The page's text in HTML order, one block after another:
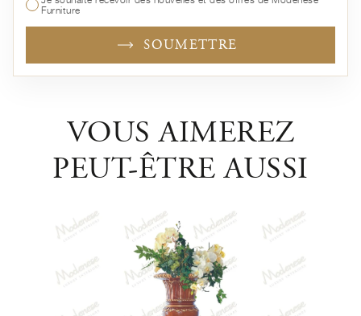
Furniture
SOUMETTRE
VOUS AIMEREZ
PEUT-ÊTRE AUSSI